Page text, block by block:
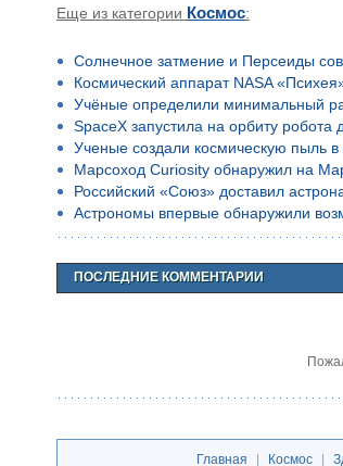
Еще из категории Космос:
Солнечное затмение и Персеиды
Космический аппарат NASA
Учёные определили минимальный
SpaceX запустила на орбиту робота
Ученые создали космическую пыль в
Марсоход Curiosity обнаружил на
Российский «Союз» доставил
Астрономы впервые обнаружили
ПОСЛЕДНИЕ КОММЕНТАРИИ
Главная Космос